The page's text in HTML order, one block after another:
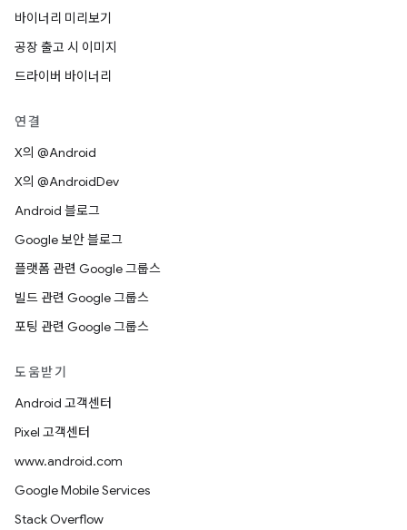
바이너리 미리보기
공장 출고 시 이미지
드라이버 바이너리
연결
X의 @Android
X의 @AndroidDev
Android 블로그
Google 보안 블로그
플랫폼 관련 Google 그룹스
빌드 관련 Google 그룹스
포팅 관련 Google 그룹스
도움받기
Android 고객센터
Pixel 고객센터
www.android.com
Google Mobile Services
Stack Overflow